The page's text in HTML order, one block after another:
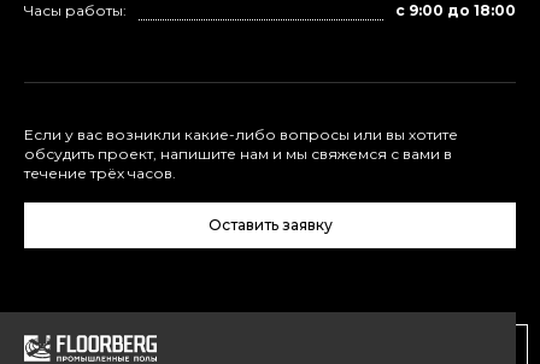
Часы работы: с 9:00 до 18:00
Если у вас возникли какие-либо вопросы или вы хотите
обсудить проект, напишите нам и мы свяжемся с вами в
течение трёх часов.
Оставить заявку